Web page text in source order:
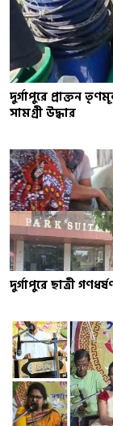
দুর্গাপুরে প্রাক্তন
সামগ্রী উদ্ধার
দুর্গাপুরে ছাত্রী